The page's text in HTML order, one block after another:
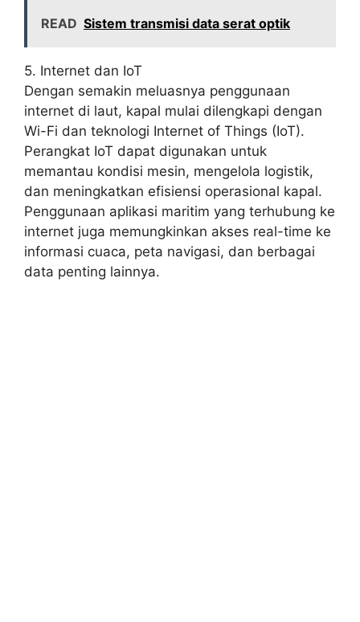
READ Sistem transmisi data serat optik
5. Internet dan IoT
Dengan semakin meluasnya penggunaan
internet di laut, kapal mulai dilengkapi dengan
Wi-Fi dan teknologi Internet of Things (IoT).
Perangkat IoT dapat digunakan untuk
memantau kondisi mesin, mengelola logistik,
dan meningkatkan efisiensi operasional kapal.
Penggunaan aplikasi maritim yang terhubung ke
internet juga memungkinkan akses real-time ke
informasi cuaca, peta navigasi, dan berbagai
data penting lainnya.